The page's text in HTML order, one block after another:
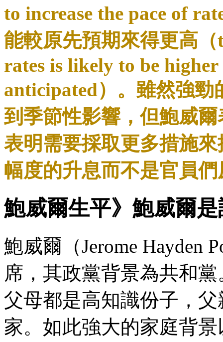
to increase the pace of
能較原先預期來得更高
rates is likely to be
anticipated）。雖然強
到季節性影響，但鮑威
表明需要採取更多措施
幅度的升息而不是官員
鮑威爾生平》鮑威爾
鮑威爾（Jerome Hayden
席，其政黨背景為共和
父母都是高知識份子，
家。如此強大的家庭背